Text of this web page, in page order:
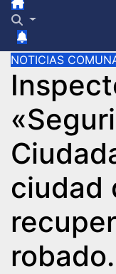
NOTICIAS
ciudad
robado.